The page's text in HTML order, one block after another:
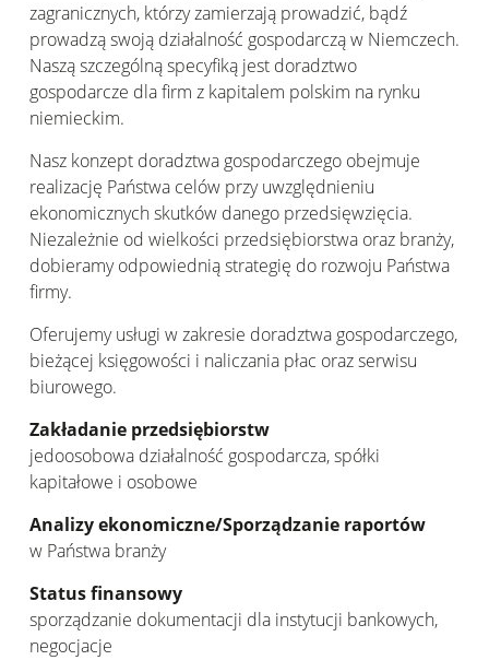
zagranicznych, którzy zamierzają prowadzić, bądź
prowadzą swoją działalność gospodarczą w Niemczech.
Naszą szczególną specyfiką jest doradztwo
gospodarcze dla firm z kapitalem polskim na rynku
niemieckim.
Nasz konzept doradztwa gospodarczego obejmuje
realizację Państwa celów przy uwzględnieniu
ekonomicznych skutków danego przedsięwzięcia.
Niezależnie od wielkości przedsiębiorstwa oraz branży,
dobieramy odpowiednią strategię do rozwoju Państwa
firmy.
Oferujemy usługi w zakresie doradztwa gospodarczego,
bieżącej księgowości i naliczania płac oraz serwisu
biurowego.
Zakładanie przedsiębiorstw
jedoosobowa działalność gospodarcza, spółki
kapitałowe i osobowe
Analizy ekonomiczne/Sporządzanie raportów
w Państwa branży
Status finansowy
sporządzanie dokumentacji dla instytucji bankowych,
negocjacje